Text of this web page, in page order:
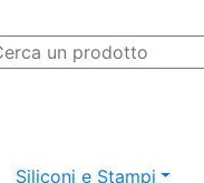
Siliconi e Stampi